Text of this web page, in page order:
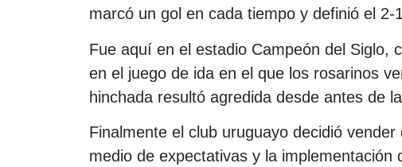
marcó un gol en cada tiempo y definió el 2-
Fue aquí en el estadio Campeón del Siglo,
en el juego de ida en el que los rosarinos
hinchada resultó agredida desde antes de
Finalmente el club uruguayo decidió
medio de expectativas y la implementación